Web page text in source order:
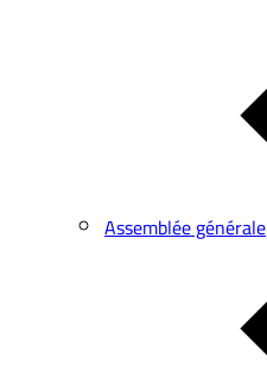
Assemblée générale